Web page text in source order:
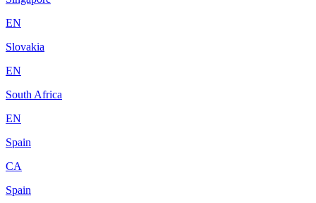
EN
Slovakia
EN
South Africa
EN
Spain
CA
Spain